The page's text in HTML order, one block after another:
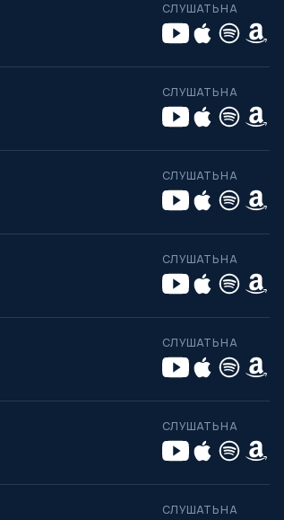
СЛУШАТЬ НА
СЛУШАТЬ НА
СЛУШАТЬ НА
СЛУШАТЬ НА
СЛУШАТЬ НА
СЛУШАТЬ НА
СЛУШАТЬ НА